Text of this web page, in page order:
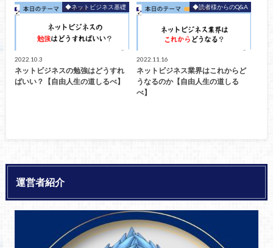
◆ネットビジネス基礎
2022.10.3
ネットビジネスの勉強はどうすれ
ばいい？【自由人生の道しるべ】
◆読者様からのQ&A
2022.11.16
ネットビジネス業界はこれからど
うなるのか【自由人生の道しる
べ】
運営者紹介